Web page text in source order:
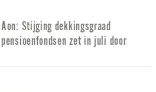
Aon: Stijging dekkingsgraad
pensioenfondsen zet in juli door